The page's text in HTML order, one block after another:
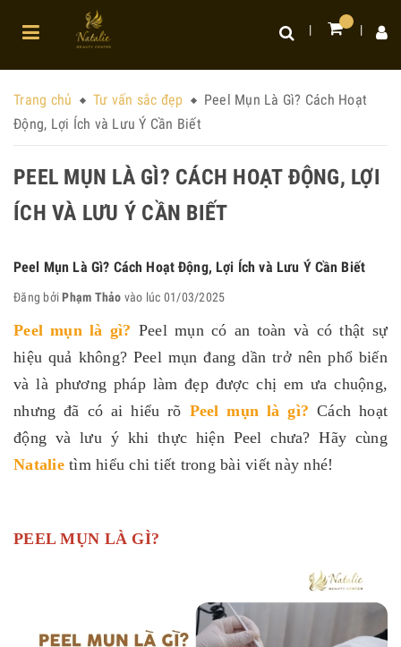
Trang chủ Tư vấn sắc đẹp
Peel Mụn Là Gì? Cách Hoạt
Động, Lợi Ích và Lưu Ý Cần Biết
PEEL MỤN LÀ GÌ? CÁCH HOẠT ĐỘNG, LỢI
ÍCH VÀ LƯU Ý CẦN BIẾT
Peel Mụn Là Gì? Cách Hoạt Động, Lợi Ích và Lưu Ý Cần Biết
Đăng bởiPhạm Thảo vào lúc 01/03/2025
Peel mụn là gì? Peel mụn có an toàn và có thật sự
hiệu quả không? Peel mụn đang dần trở nên phổ biến
và là phương pháp làm đẹp được chị em ưa chuộng,
nhưng đã có ai hiểu rõ Peel mụn là gì? Cách hoạt
động và lưu ý khi thực hiện Peel chưa? Hãy cùng
Natalietìm hiểu chi tiết trong bài viết này nhé!
PEEL MỤN LÀ GÌ?